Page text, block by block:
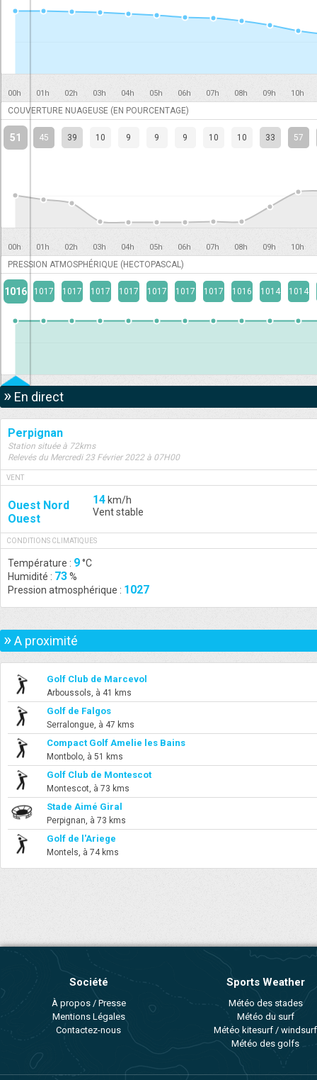
00h 01h 02h 03h 04h 05h 06h 07h 08h 09h 10h
COUVERTURE NUAGEUSE (EN POURCENTAGE)
51 45 39 10 9 9 9 10 10 33 57
00h 01h 02h 03h 04h 05h 06h 07h 08h 09h 10h
PRESSION ATMOSPHÉRIQUE (HECTOPASCAL)
1016 1017 1017 1017 1017 1017 1017 1017 1016 1014 1014
» En direct
Perpignan
Station située à 72kms
Relevés du Mercredi 23 Février 2022 à 07H00
VENT
Ouest Nord
Ouest
14 km/h
Vent stable
CONDITIONS CLIMATIQUES
Température : 9°C
Humidité : 73%
Pression atmosphérique : 1027
»A proximité
Golf Club de Marcevol
Arboussols, à 41 kms
Golf de Falgos
Serralongue, à 47 kms
Compact Golf Amelie les Bains
Montbolo, à 51 kms
Golf Club de Montescot
Montescot, à 73 kms
Stade Aimé Giral
Perpignan, à 73 kms
Golf de l'Ariege
Montels, à 74 kms
Société
À propos / Presse
Mentions Légales
Contactez-nous
Sports Weather
Météo des stades
Météo du surf
Météo kitesurf / windsurf
Météo des golfs